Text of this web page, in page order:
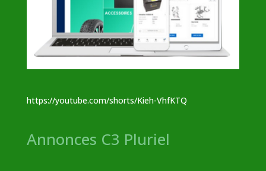
https://youtube.com/shorts/Kieh-VhfKTQ
Annonces C3 Pluriel